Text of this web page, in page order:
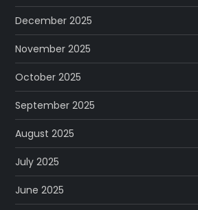
December 2025
November 2025
October 2025
September 2025
August 2025
July 2025
June 2025